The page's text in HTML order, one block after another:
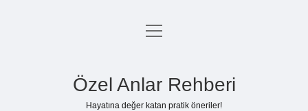
Anasayfa
menüyü
Özel Anlar Rehberi
Hayatına değer katan pratik öneriler!